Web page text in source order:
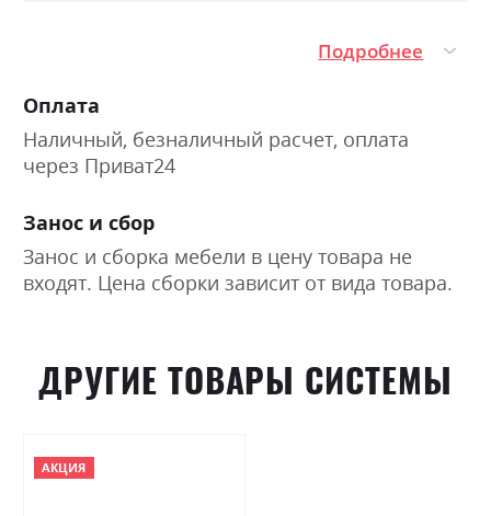
Подробнее
Оплата
Наличный, безналичный расчет, оплата
через Приват24
Занос и сбор
Занос и сборка мебели в цену товара не
входят. Цена сборки зависит от вида товара.
ДРУГИЕ ТОВАРЫ СИСТЕМЫ
АКЦИЯ